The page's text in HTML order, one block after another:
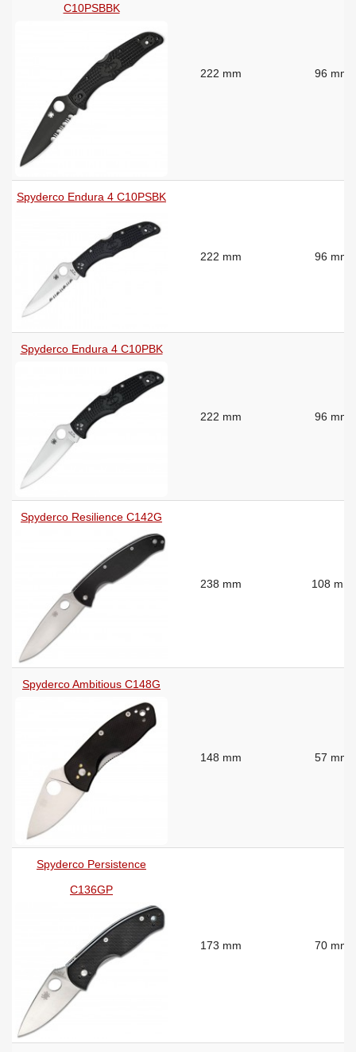
C10PSBBK
222 mm 96 mm
Spyderco Endura 4 C10PSBK
222 mm 96 mm
Spyderco Endura 4 C10PBK
222 mm 96 mm
Spyderco Resilience C142G
238 mm 108 mm
Spyderco Ambitious C148G
148 mm 57 mm
Spyderco Persistence
C136GP
173 mm 70 mm